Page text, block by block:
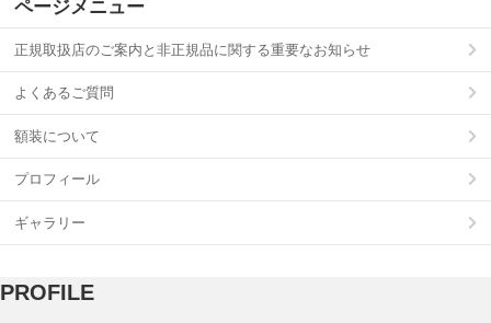
ページメニュー
正規取扱店のご案内と非正規品に関する重要なお知らせ
よくあるご質問
額装について
プロフィール
ギャラリー
PROFILE